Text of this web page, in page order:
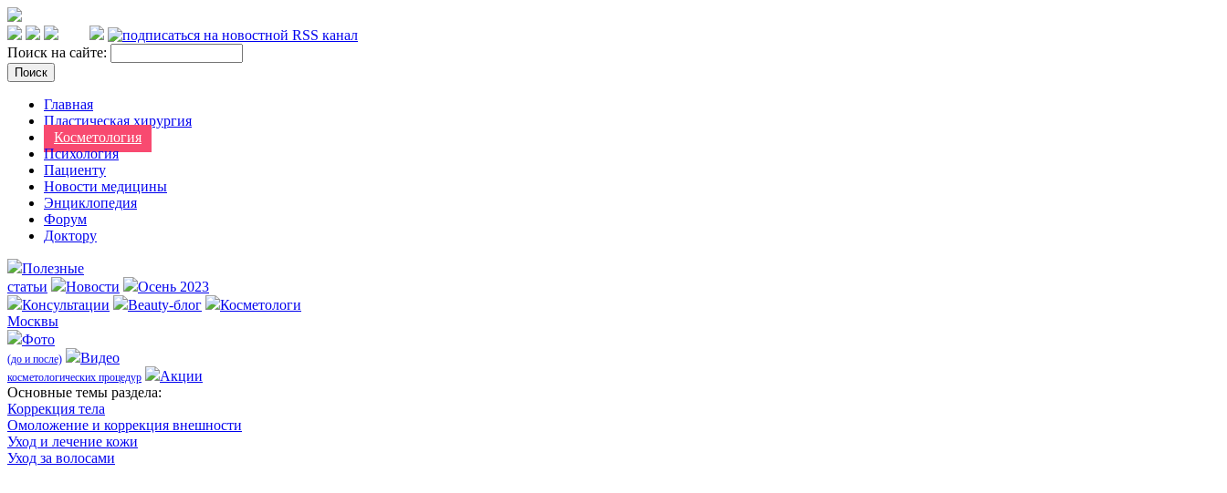
Поиск на сайте:
Главная
Пластическая хирургия
Косметология
Психология
Пациенту
Новости медицины
Энциклопедия
Форум
Доктору
Полезные
статьи
Новости
Осень 2023
Консультации
Beauty-блог
Косметологи
Москвы
Фото
(до и после) Видео
косметологических процедур
Акции
Оcновные темы раздела:
Коррекция тела
Омоложение и коррекция внешности
Уход и лечение кожи
Уход за волосами